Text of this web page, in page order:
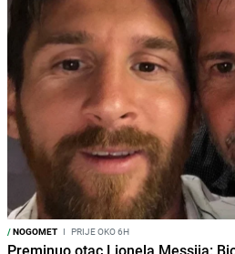
/NOGOMET I PRIJE OKO 6H